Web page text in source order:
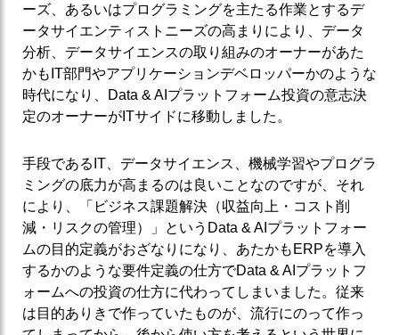
ーズ、あるいはプログラミングを主たる作業とするデ
ータサイエンティストニーズの高まりにより、データ
分析、データサイエンスの取り組みのオーナーがあた
かもIT部門やアプリケーションデベロッパーかのような
時代になり、Data & AIプラットフォーム投資の意志決
定のオーナーがITサイドに移動しました。
手段であるIT、データサイエンス、機械学習やプログラ
ミングの底力が高まるのは良いことなのですが、それ
により、「ビジネス課題解決（収益向上・コスト削
減・リスクの管理）」というData & AIプラットフォー
ムの目的定義がおざなりになり、あたかもERPを導入
するかのような要件定義の仕方でData & AIプラットフ
ォームへの投資の仕方に代わってしまいました。従来
は目的ありきで作っていたものが、流行にのって作っ